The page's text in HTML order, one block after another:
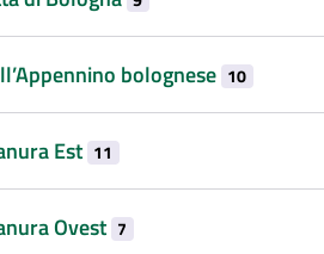
bolognese 10
Est 11
Ovest 7